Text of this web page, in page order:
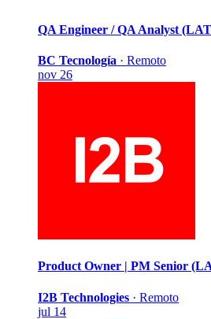
QA Engineer / QA Analyst
BC Tecnología · Remoto
nov 26
Product Owner | PM Senior
I2B Technologies · Remoto
jul 14